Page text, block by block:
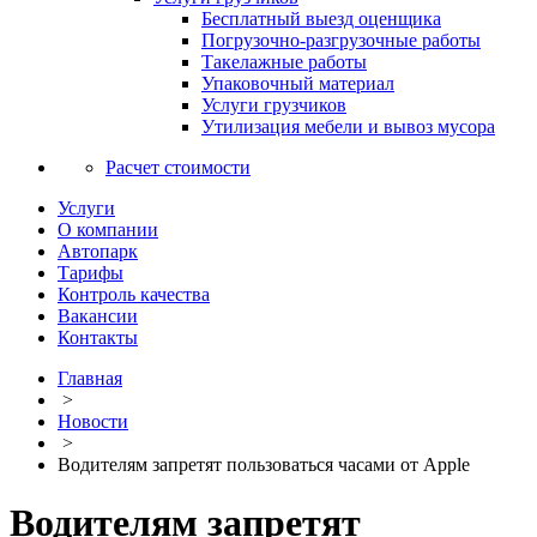
Бесплатный выезд оценщика
Погрузочно-разгрузочные работы
Такелажные работы
Упаковочный материал
Услуги грузчиков
Утилизация мебели и вывоз мусора
Расчет стоимости
Услуги
О компании
Автопарк
Тарифы
Контроль качества
Вакансии
Контакты
Главная
>
Новости
>
Водителям запретят пользоваться часами от Apple
Водителям запретят